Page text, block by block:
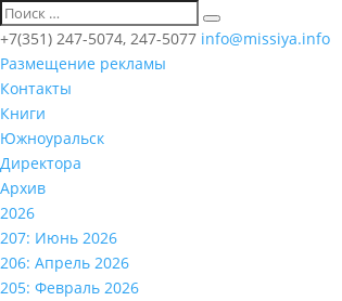
+7(351) 247-5074, 247-5077 info@missiya.info
Размещение рекламы
Контакты
Книги
Южноуральск
Директора
Архив
2026
207: Июнь 2026
206: Апрель 2026
205: Февраль 2026